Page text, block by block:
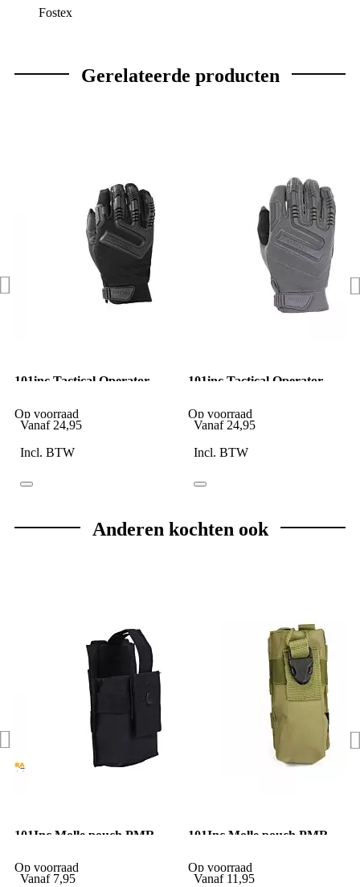
Fostex
Gerelateerde producten
101inc Tactical Operator
Op voorraad
Vanaf 24,95
Incl. BTW
101inc Tactical Operator
Op voorraad
Vanaf 24,95
Incl. BTW
Anderen kochten ook
101Inc Molle pouch PMR
Op voorraad
Vanaf 7,95
101Inc Molle pouch PMR
Op voorraad
Vanaf 11,95